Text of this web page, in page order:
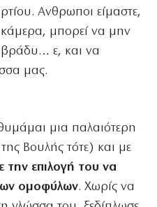
Ανθρωποι είμαστε,
μπορεί να μην
ε, και να
μας.
μια παλαιότερη
Βουλής τότε) και με
την επιλογή του να
ομοφύλων. Χωρίς να